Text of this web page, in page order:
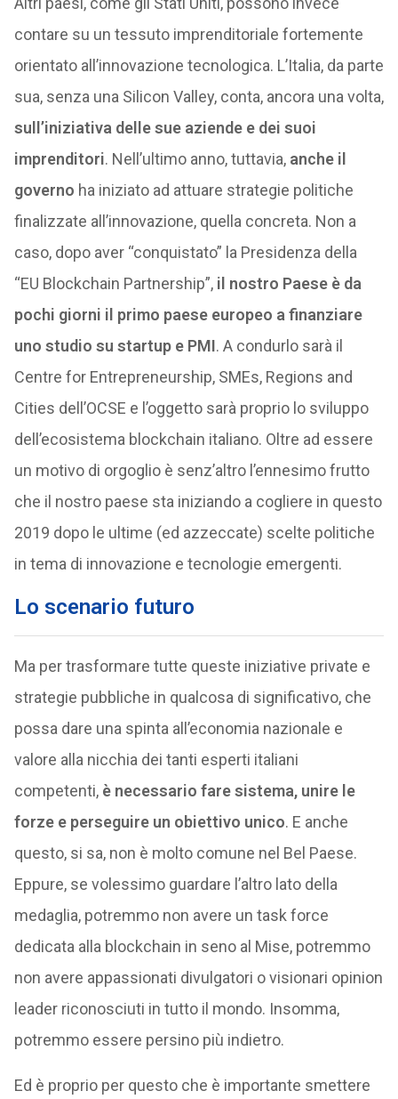
contare su un tessuto imprenditoriale fortemente
orientato all’innovazione tecnologica. L’Italia, da parte
sua, senza una Silicon Valley, conta, ancora una volta,
sull’iniziativa delle sue aziende e dei suoi
imprenditori. Nell’ultimo anno, tuttavia, anche il
governo ha iniziato ad attuare strategie politiche
finalizzate all’innovazione, quella concreta. Non a
caso, dopo aver “conquistato” la Presidenza della
“EU Blockchain Partnership”, il nostro Paese è da
pochi giorni il primo paese europeo a finanziare
uno studio su startup e PMI. A condurlo sarà il
Centre for Entrepreneurship, SMEs, Regions and
Cities dell’OCSE e l’oggetto sarà proprio lo sviluppo
dell’ecosistema blockchain italiano. Oltre ad essere
un motivo di orgoglio è senz’altro l’ennesimo frutto
che il nostro paese sta iniziando a cogliere in questo
2019 dopo le ultime (ed azzeccate) scelte politiche
in tema di innovazione e tecnologie emergenti.
Lo scenario futuro
Ma per trasformare tutte queste iniziative private e
strategie pubbliche in qualcosa di significativo, che
possa dare una spinta all’economia nazionale e
valore alla nicchia dei tanti esperti italiani
competenti, è necessario fare sistema, unire le
forze e perseguire un obiettivo unico. E anche
questo, si sa, non è molto comune nel Bel Paese.
Eppure, se volessimo guardare l’altro lato della
medaglia, potremmo non avere un task force
dedicata alla blockchain in seno al Mise, potremmo
non avere appassionati divulgatori o visionari opinion
leader riconosciuti in tutto il mondo. Insomma,
potremmo essere persino più indietro.
Ed è proprio per questo che è importante smettere